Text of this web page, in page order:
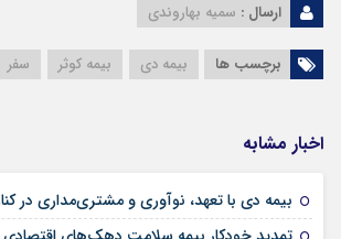
ارسال : سمیه بهاروندی
برچسب ها بیمه دی بیمه کوثر سفر
اخبار مشابه
بیمه دی با تعهد، نوآوری و مشتری‌مداری در